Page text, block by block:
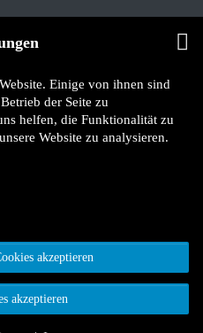
Einige von ihnen sind
der Seite zu
helfen, die Funktionalität zu
Website zu analysieren.
akzeptieren
akzeptieren